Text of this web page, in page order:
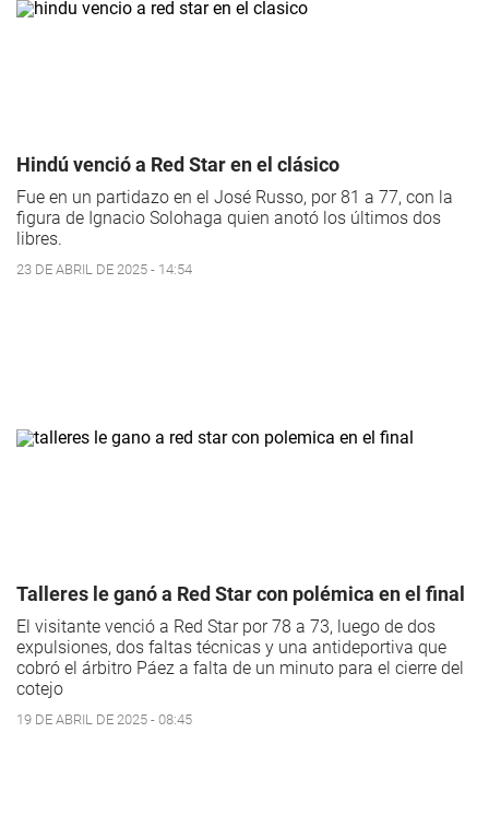
Hindú venció a Red Star en el clásico
Fue en un partidazo en el José Russo, por 81 a 77, con la
figura de Ignacio Solohaga quien anotó los últimos dos
libres.
23 DE ABRIL DE 2025 - 14:54
Talleres le ganó a Red Star con polémica en el final
El visitante venció a Red Star por 78 a 73, luego de dos
expulsiones, dos faltas técnicas y una antideportiva que
cobró el árbitro Páez a falta de un minuto para el cierre del
cotejo
19 DE ABRIL DE 2025 - 08:45